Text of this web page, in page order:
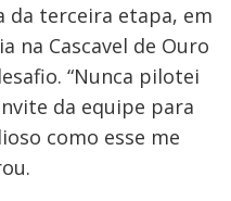
da terceira etapa, em
na Cascavel de Ouro
“Nunca pilotei
da equipe para
como esse me